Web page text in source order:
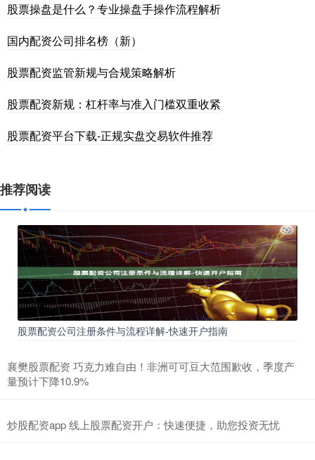
股票操盘是什么？专业操盘手操作流程解析
国内配资公司排名榜（新）
股票配资监管新规与合规策略解析
股票配资新规：杠杆率与准入门槛双重收紧
股票配资平台下载-正规实盘交易软件推荐
推荐阅读
股票配资公司注册条件与流程详解-快速开户指南
襄樊股票配资 巧克力难自由！非洲可可豆大范围歉收，季度产
量预计下降10.9%
炒股配资app 线上股票配资开户：快速便捷，助您投资无忧